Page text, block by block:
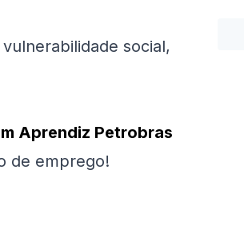
social,
Aprendiz Petrobras
de emprego!